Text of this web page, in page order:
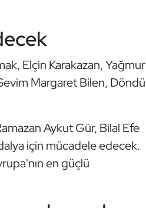
Elçin Karakazan, Yağmur
Margaret Bilen, Döndü
Aykut Gür, Bilal Efe
için mücadele edecek.
en güçlü